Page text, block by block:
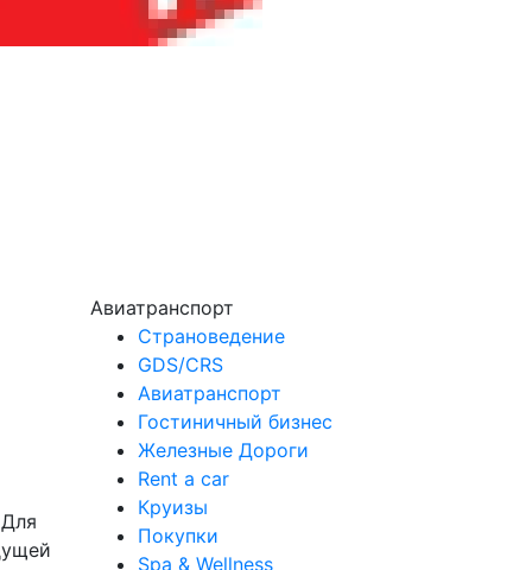
Авиатранспорт
Страноведение
GDS/CRS
Авиатранспорт
Гостиничный бизнес
Железные Дороги
Rent a car
Круизы
Покупки
Spa & Wellness